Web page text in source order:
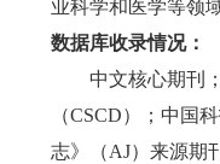
业科学和医学等领
数据库收录情况：
中文核心期刊
（CSCD）；中国
志》（AJ）来源期